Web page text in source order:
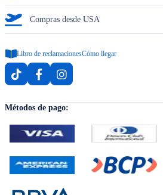
Compras desde USA
Libro de reclamacionesCómo llegar
Métodos de pago: